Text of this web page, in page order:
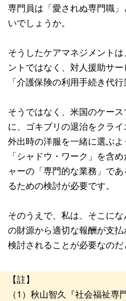
専門員は「愛されぬ専門職
いでしょうか。
そうしたケアマネジメント
ントではなく、対人援助サ
「介護保険の利用手続き代
そうではなく、米国のケー
に、ゴキブリの退治をクライ
外出時の洋服を一緒に選ぶよ
「シャドウ・ワーク」を含
ャーの「専門的な業務」で
るための検討が必要です。
そのうえで、私は、そこに
の財源から適切な報酬が支
検討されることが必要なのだ
【註】
（1）秋山智久『社会福祉専